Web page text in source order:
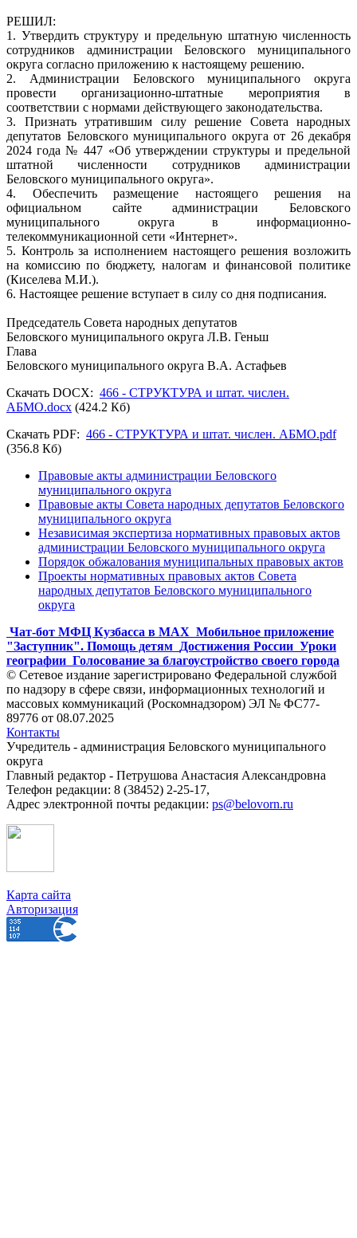
РЕШИЛ:
1. Утвердить структуру и предельную штатную численность
сотрудников администрации Беловского муниципального
округа согласно приложению к настоящему решению.
2. Администрации Беловского муниципального округа
провести организационно-штатные мероприятия в
соответствии с нормами действующего законодательства.
3. Признать утратившим силу решение Совета народных
депутатов Беловского муниципального округа от 26 декабря
2024 года № 447 «Об утверждении структуры и предельной
штатной численности сотрудников администрации
Беловского муниципального округа».
4. Обеспечить размещение настоящего решения на
официальном сайте администрации Беловского
муниципального округа в информационно-
телекоммуникационной сети «Интернет».
5. Контроль за исполнением настоящего решения возложить
на комиссию по бюджету, налогам и финансовой политике
(Киселева М.И.).
6. Настоящее решение вступает в силу со дня подписания.
Председатель Совета народных депутатов
Беловского муниципального округа Л.В. Геньш
Глава
Беловского муниципального округа В.А. Астафьев
Скачать DOCX: 466 - СТРУКТУРА и штат. числен.
АБМО.docx (424.2 Кб)
Скачать PDF: 466 - СТРУКТУРА и штат. числен. АБМО.pdf
(356.8 Кб)
Правовые акты администрации Беловского
муниципального округа
Правовые акты Совета народных депутатов Беловского
муниципального округа
Независимая экспертиза нормативных правовых актов
администрации Беловского муниципального округа
Порядок обжалования муниципальных правовых актов
Проекты нормативных правовых актов Совета
народных депутатов Беловского муниципального
округа
Чат-бот МФЦ Кузбасса в MAX Мобильное приложение
"Заступник". Помощь детям Достижения России Уроки
географии Голосование за благоустройство своего города
© Сетевое издание зарегистрировано Федеральной службой
по надзору в сфере связи, информационных технологий и
массовых коммуникаций (Роскомнадзором) ЭЛ № ФС77-
89776 от 08.07.2025
Контакты
Учредитель - администрация Беловского муниципального
округа
Главный редактор - Петрушова Анастасия Александровна
Телефон редакции: 8 (38452) 2-25-17,
Адрес электронной почты редакции: ps@belovorn.ru
Карта сайта
Авторизация